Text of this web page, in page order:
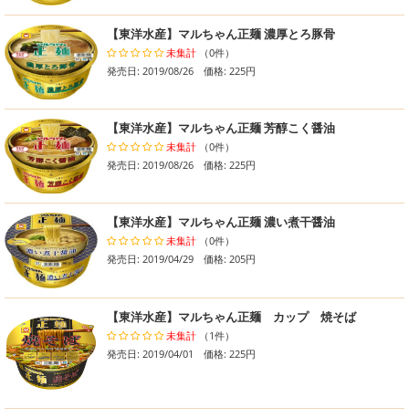
【東洋水産】マルちゃん正麺 濃厚とろ豚骨
未集計 （0件）
発売日: 2019/08/26 価格: 225円
【東洋水産】マルちゃん正麺 芳醇こく醤油
未集計 （0件）
発売日: 2019/08/26 価格: 225円
【東洋水産】マルちゃん正麺 濃い煮干醤油
未集計 （0件）
発売日: 2019/04/29 価格: 205円
【東洋水産】マルちゃん正麺 カップ 焼そば
未集計 （1件）
発売日: 2019/04/01 価格: 225円